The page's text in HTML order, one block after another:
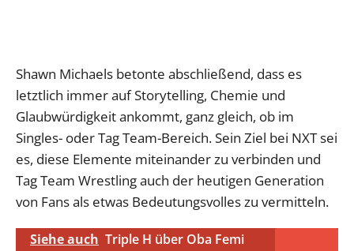
Shawn Michaels betonte abschließend, dass es
letztlich immer auf Storytelling, Chemie und
Glaubwürdigkeit ankommt, ganz gleich, ob im
Singles- oder Tag Team-Bereich. Sein Ziel bei NXT sei
es, diese Elemente miteinander zu verbinden und
Tag Team Wrestling auch der heutigen Generation
von Fans als etwas Bedeutungsvolles zu vermitteln.
Siehe auch Triple H über Oba Femi